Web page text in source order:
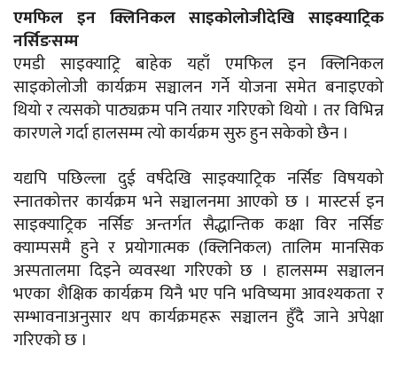
एमफिल इन क्लिनिकल साइकोलोजीदेखि साइक्याट्रिक
नर्सिङसम्म
एमडी साइक्याट्रि बाहेक यहाँ एमफिल इन क्लिनिकल
साइकोलोजी कार्यक्रम सञ्चालन गर्ने योजना समेत बनाइएको
थियो र त्यसको पाठ्यक्रम पनि तयार गरिएको थियो । तर विभिन्न
कारणले गर्दा हालसम्म त्यो कार्यक्रम सुरु हुन सकेको छैन ।
यद्यपि पछिल्ला दुई वर्षदेखि साइक्याट्रिक नर्सिङ विषयको
स्नातकोत्तर कार्यक्रम भने सञ्चालनमा आएको छ । मास्टर्स इन
साइक्याट्रिक नर्सिङ अन्तर्गत सैद्धान्तिक कक्षा विर नर्सिङ
क्याम्पसमै हुने र प्रयोगात्मक (क्लिनिकल) तालिम मानसिक
अस्पतालमा दिइने व्यवस्था गरिएको छ । हालसम्म सञ्चालन
भएका शैक्षिक कार्यक्रम यिनै भए पनि भविष्यमा आवश्यकता र
सम्भावनाअनुसार थप कार्यक्रमहरू सञ्चालन हुँदै जाने अपेक्षा
गरिएको छ ।